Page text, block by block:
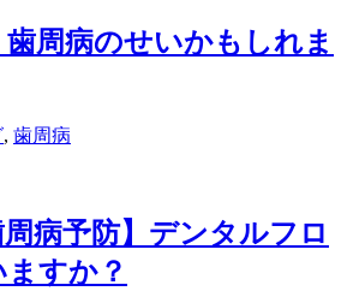
周病のせいかもしれま
, 歯周病
周病予防】デンタルフロ
すか？